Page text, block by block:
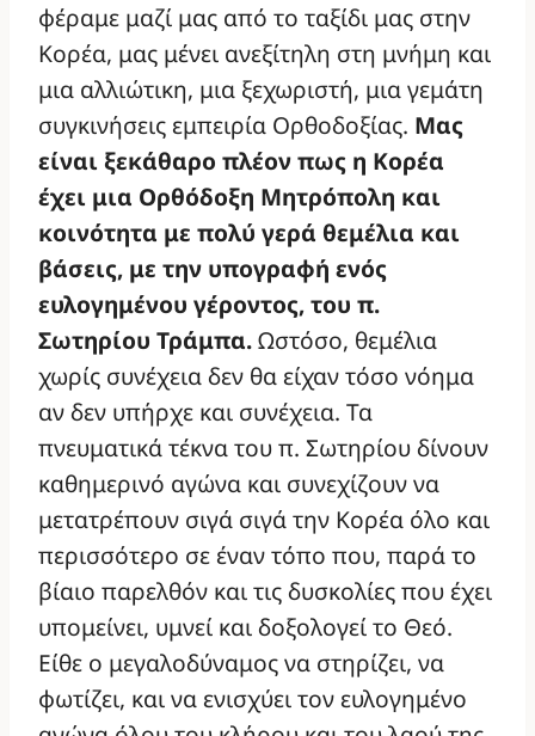
φέραμε μαζί μας από το ταξίδι μας στην
Κορέα, μας μένει ανεξίτηλη στη μνήμη και
μια αλλιώτικη, μια ξεχωριστή, μια γεμάτη
συγκινήσεις εμπειρία Ορθοδοξίας. Μας
είναι ξεκάθαρο πλέον πως η Κορέα
έχει μια Ορθόδοξη Μητρόπολη και
κοινότητα με πολύ γερά θεμέλια και
βάσεις, με την υπογραφή ενός
ευλογημένου γέροντος, του π.
Σωτηρίου Τράμπα.Ωστόσο, θεμέλια
χωρίς συνέχεια δεν θα είχαν τόσο νόημα
αν δεν υπήρχε και συνέχεια. Τα
πνευματικά τέκνα του π. Σωτηρίου δίνουν
καθημερινό αγώνα και συνεχίζουν να
μετατρέπουν σιγά σιγά την Κορέα όλο και
περισσότερο σε έναν τόπο που, παρά το
βίαιο παρελθόν και τις δυσκολίες που έχει
υπομείνει, υμνεί και δοξολογεί το Θεό.
Είθε ο μεγαλοδύναμος να στηρίζει, να
φωτίζει, και να ενισχύει τον ευλογημένο